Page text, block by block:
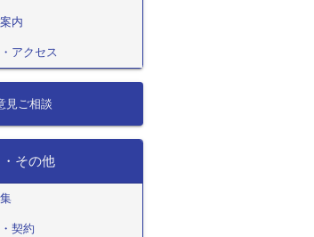
内
アクセス
見ご相談
その他
契約